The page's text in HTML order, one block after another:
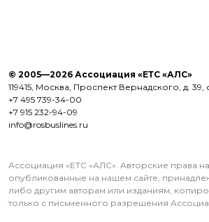
© 2005—2026 Ассоциация «ЕТС «АЛС»
119415, Москва, Проспект Вернадского, д. 39,
+7 495 739-34-00
+7 915 232-94-09
info@rosbuslines.ru
Ассоциация «ЕТС «АЛС». Авторские права
опубликованные на нашем сайте,
либо другим авторам или изданиям,
только с письменного разрешения